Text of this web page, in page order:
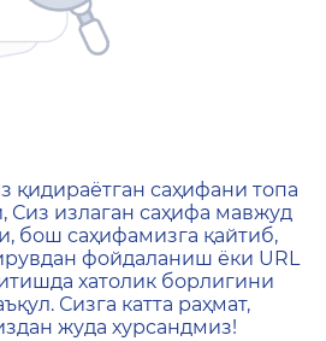
не
қидираётган саҳифани топа
Сиз излаган саҳифа мавжуд
бош саҳифамизга қайтиб,
фойдаланиш ёки URL
хатолик борлигини
Сизга катта раҳмат,
жуда хурсандмиз!